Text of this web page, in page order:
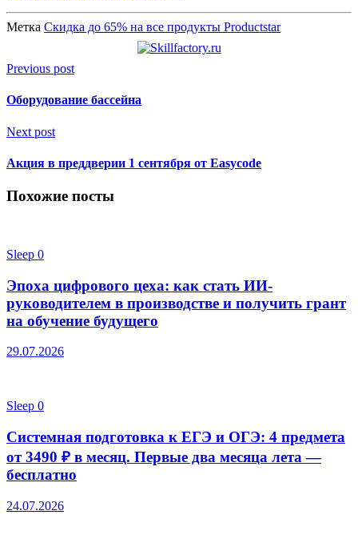
Метка Cкидка до 65% на все продукты Productstar
Previous post
Оборудование бассейна
Next post
Акция в преддверии 1 сентября от Easycode
Похожие посты
Sleep 0
Эпоха цифрового цеха: как стать ИИ-
руководителем в производстве и получить грант
на обучение будущего
29.07.2026
Sleep 0
Системная подготовка к ЕГЭ и ОГЭ: 4 предмета
от 3490 ₽ в месяц. Первые два месяца лета —
бесплатно
24.07.2026